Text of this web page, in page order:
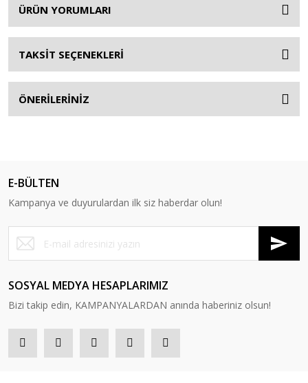
ÜRÜN YORUMLARI
TAKSİT SEÇENEKLERİ
ÖNERİLERİNİZ
E-BÜLTEN
Kampanya ve duyurulardan ilk siz haberdar olun!
SOSYAL MEDYA HESAPLARIMIZ
Bizi takip edin, KAMPANYALARDAN anında haberiniz olsun!